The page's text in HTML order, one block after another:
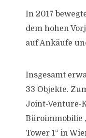
In 2017
dem hohen
auf Ankäufe
Insgesamt
33 Objekte.
Joint-Venture-
Büroimmobilie
Tower 1“ in